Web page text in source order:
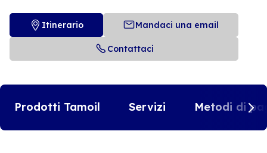
Itinerario Mandaci una email
Contattaci
Prodotti Tamoil Servizi Metodi di